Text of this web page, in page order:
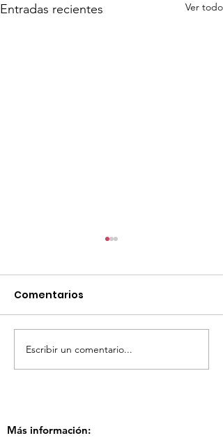
Entradas recientes Ver todo
TourTravelynByFraveo
participó en la
Comentarios
Escribir un comentario...
Más información: